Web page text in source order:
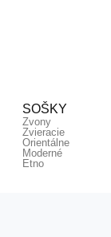
SOŠKY
Zvony
Zvieracie
Orientálne
Moderné
Etno